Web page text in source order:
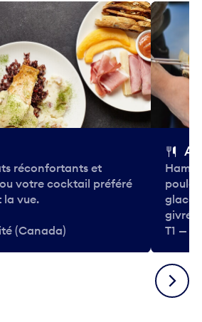
réconfortants et
votre cocktail préféré
vue.
(Canada)
poulet
T1 —
Suivant